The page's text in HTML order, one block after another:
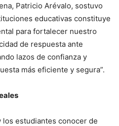
Patricio Arévalo, sostuvo
educativas constituye
para fortalecer nuestro
de respuesta ante
lazos de confianza y
más eficiente y segura”.
los estudiantes conocer de